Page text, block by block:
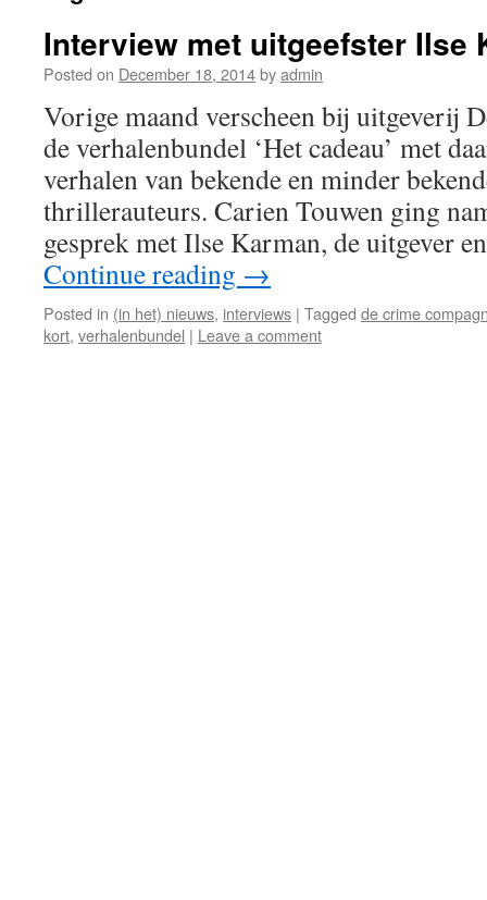
Interview met uitgeefster Ilse
Posted on December 18, 2014byadmin
Vorige maand verscheen bij uitgeverij
de verhalenbundel ‘Het cadeau’ met
verhalen van bekende en minder
thrillerauteurs. Carien Touwen ging
gesprek met Ilse Karman, de uitgever
Continue reading →
Posted in (in het) nieuws, interviews | Tagged de crime
kort, verhalenbundel | Leave a comment